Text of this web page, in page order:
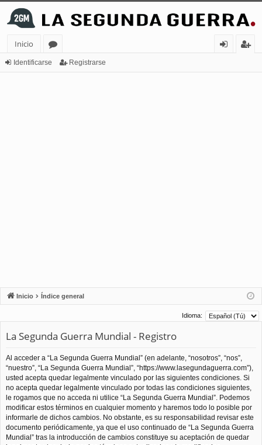
Inicio
or
Identificarse Registrarse
Inicio Índice general
Idioma:
La Segunda Guerra Mundial - Registro
Al acceder a “La Segunda Guerra Mundial” (en adelante, “nosotros”, “nos”,
“nuestro”, “La Segunda Guerra Mundial”, “https://www.lasegundaguerra.com”),
usted acepta quedar legalmente vinculado por las siguientes condiciones. Si
no acepta quedar legalmente vinculado por todas las condiciones siguientes,
le rogamos que no acceda ni utilice “La Segunda Guerra Mundial”. Podemos
modificar estos términos en cualquier momento y haremos todo lo posible por
informarle de dichos cambios. No obstante, es su responsabilidad revisar este
documento periódicamente, ya que el uso continuado de “La Segunda Guerra
Mundial” tras la introducción de cambios constituye su aceptación de quedar